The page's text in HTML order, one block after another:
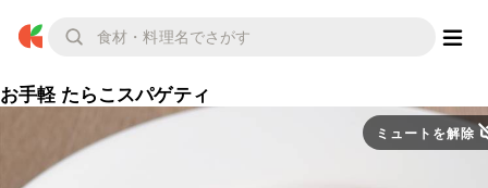
お手軽 たらこスパゲティ
ミュートを解除